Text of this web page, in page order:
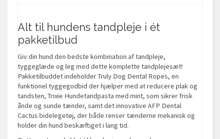
Alt til hundens tandpleje i ét
pakketilbud
Giv din hund den bedste kombination af tandpleje,
tyggeglæde og leg med dette komplette tandplejesæt!
Pakketilbuddet indeholder Truly Dog Dental Ropes, en
funktionel tyggegodbid der hjælper med at reducere plak og
tandsten, Trixie Hundetandpasta med mint, som sikrer frisk
ånde og sunde tænder, samt det innovative AFP Dental
Cactus bidelegetøj, der både renser tænderne mekanisk og
holder din hund beskæftiget i lang tid.